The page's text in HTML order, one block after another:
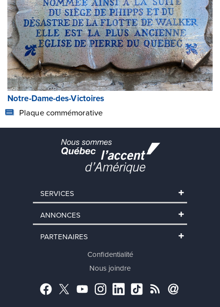
Notre-Dame-des-Victoires
Plaque commémorative
SERVICES
ANNONCES
PARTENAIRES
Confidentialité
Nous joindre
Facebook
TwitterYouTubeInstagram
LinkedInTikTokRSS Abonnement